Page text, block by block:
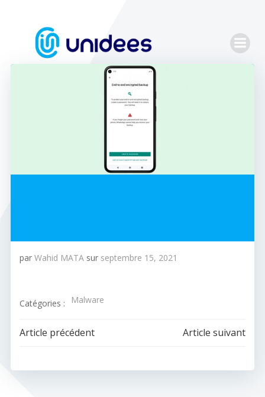
contenu
par Wahid MATA sur septembre 15, 2021
Catégories : Malware
Navigation
de
Article précédent
Navigation
de
Article suivant